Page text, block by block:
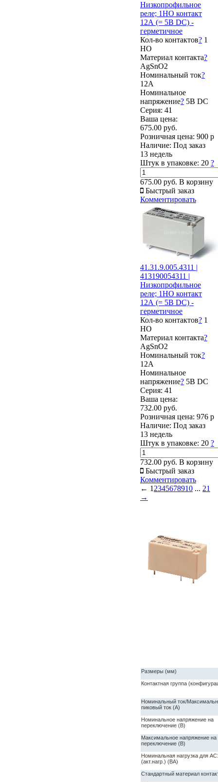
Низкопрофильное
реле; 1НО контакт
12А (= 5В DC) -
герметичное
Кол-во контактов? 1
НО
Материал контакта?
AgSnO2
Номинальный ток?
12А
Номинальное
напряжение? 5В DC
Серия: 41
Ваша цена:
675.00 руб.
Розничная цена: 900 р
Наличие: Под заказ
13 недель
Штук в упаковке: 20 ?
675.00 руб. В корзину
Быстрый заказ
Комментировать
41.31.9.005.4311 |
413190054311 |
Низкопрофильное
реле; 1НО контакт
12А (= 5В DC) -
герметичное
Кол-во контактов? 1
НО
Материал контакта?
AgSnO2
Номинальный ток?
12А
Номинальное
напряжение? 5В DC
Серия: 41
Ваша цена:
732.00 руб.
Розничная цена: 976 р
Наличие: Под заказ
13 недель
Штук в упаковке: 20 ?
732.00 руб. В корзину
Быстрый заказ
Комментировать
← 1 2345678910 ... 21
→
Размеры (мм)
Контактная группа
Номинальный ток/
пиковый ток (А)
Номинальное напряжение на
переключение (В)
Максимальное напряжение на
переключение (В)
Номинальная нагрузка для
(акт.нагр.) (ВА)
Стандартный материал